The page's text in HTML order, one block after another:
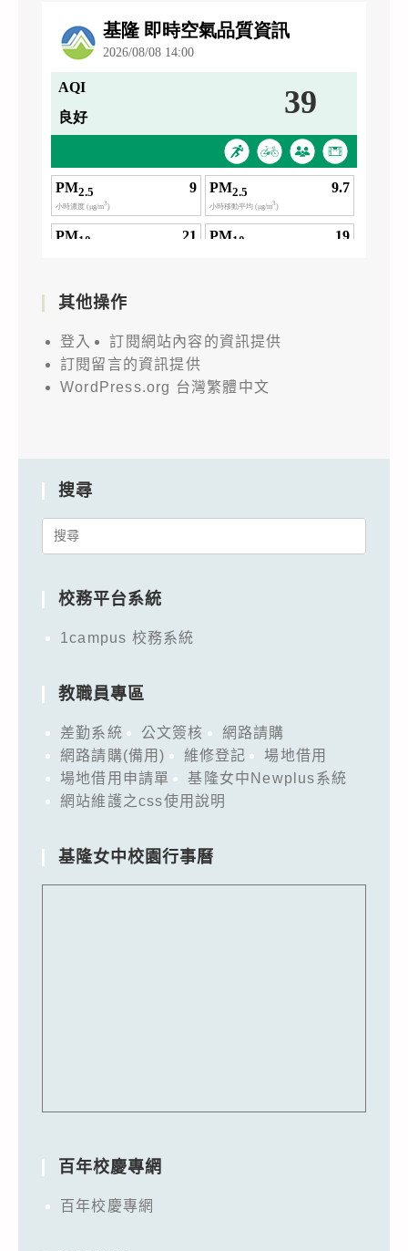
其他操作
登入
訂閱網站內容的資訊提供
訂閱留言的資訊提供
WordPress.org 台灣繁體中文
搜尋
Search
校務平台系統
1campus 校務系統
教職員專區
差勤系統 公文簽核
網路請購
網路請購(備用)
維修登記
場地借用
場地借用申請單
基隆女中Newplus系統
網站維護之css使用說明
基隆女中校園行事曆
百年校慶專網
百年校慶專網